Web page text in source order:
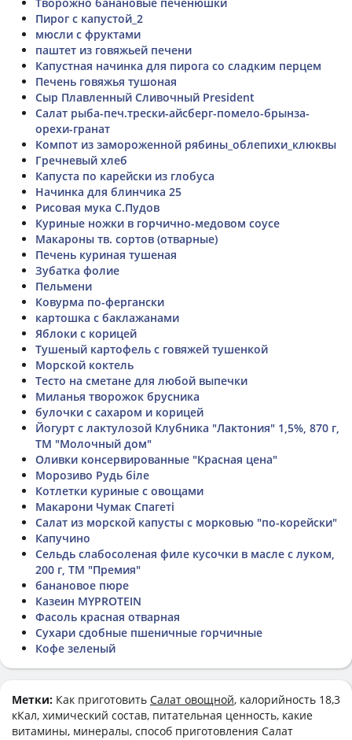
Пирог с капустой_2
мюсли с фруктами
паштет из говяжьей печени
Капустная начинка для пирога со сладким перцем
Печень говяжья тушоная
Сыр Плавленный Сливочный President
Салат рыба-печ.трески-айсберг-помело-брынза-
орехи-гранат
Компот из замороженной рябины_облепихи_клюквы
Гречневый хлеб
Капуста по карейски из глобуса
Начинка для блинчика 25
Рисовая мука С.Пудов
Куриные ножки в горчично-медовом соусе
Макароны тв. сортов (отварные)
Печень куриная тушеная
Зубатка фолие
Пельмени
Ковурма по-фергански
картошка с баклажанами
Яблоки с корицей
Тушеный картофель с говяжей тушенкой
Морской коктель
Тесто на сметане для любой выпечки
Миланья творожок брусника
булочки с сахаром и корицей
Йогурт с лактулозой Клубника "Лактония" 1,5%, 870 г,
ТМ "Молочный дом"
Оливки консервированные "Красная цена"
Морозиво Рудь біле
Котлетки куриные с овощами
Макарони Чумак Спагеті
Салат из морской капусты с морковью "по-корейски"
Капучино
Сельдь слабосоленая филе кусочки в масле с луком,
200 г, ТМ "Премия"
банановое пюре
Казеин MYPROTEIN
Фасоль красная отварная
Сухари сдобные пшеничные горчичные
Кофе зеленый
Метки: Как приготовить Салат овощной, калорийность 18,3
кКал, химический состав, питательная ценность, какие
витамины, минералы, способ приготовления Салат